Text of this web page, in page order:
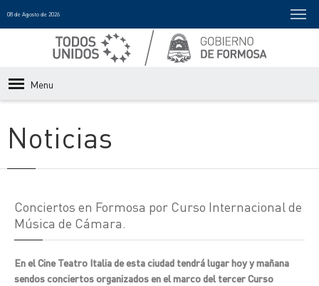
08 de Agosto de 2026
Menu
Noticias
Conciertos en Formosa por Curso Internacional de
Música de Cámara.
En el Cine Teatro Italia de esta ciudad tendrá lugar hoy y mañana
sendos conciertos organizados en el marco del tercer Curso